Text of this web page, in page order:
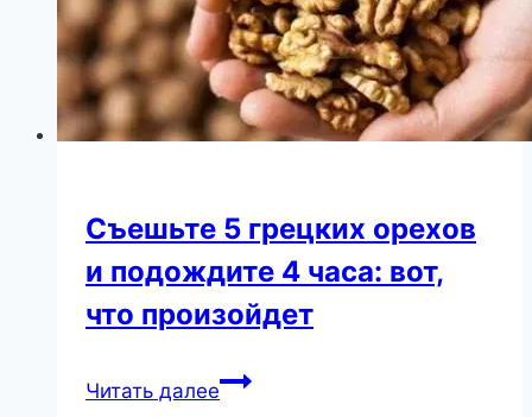
беспомощным…”
Съешьте 5 грецких орехов
и подождите 4 часа: вот,
что произойдет
Читать далееСъешьте